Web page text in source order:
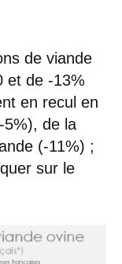
de viande
et de -13%
en recul en
5%), de la
(-11%) ;
sur le